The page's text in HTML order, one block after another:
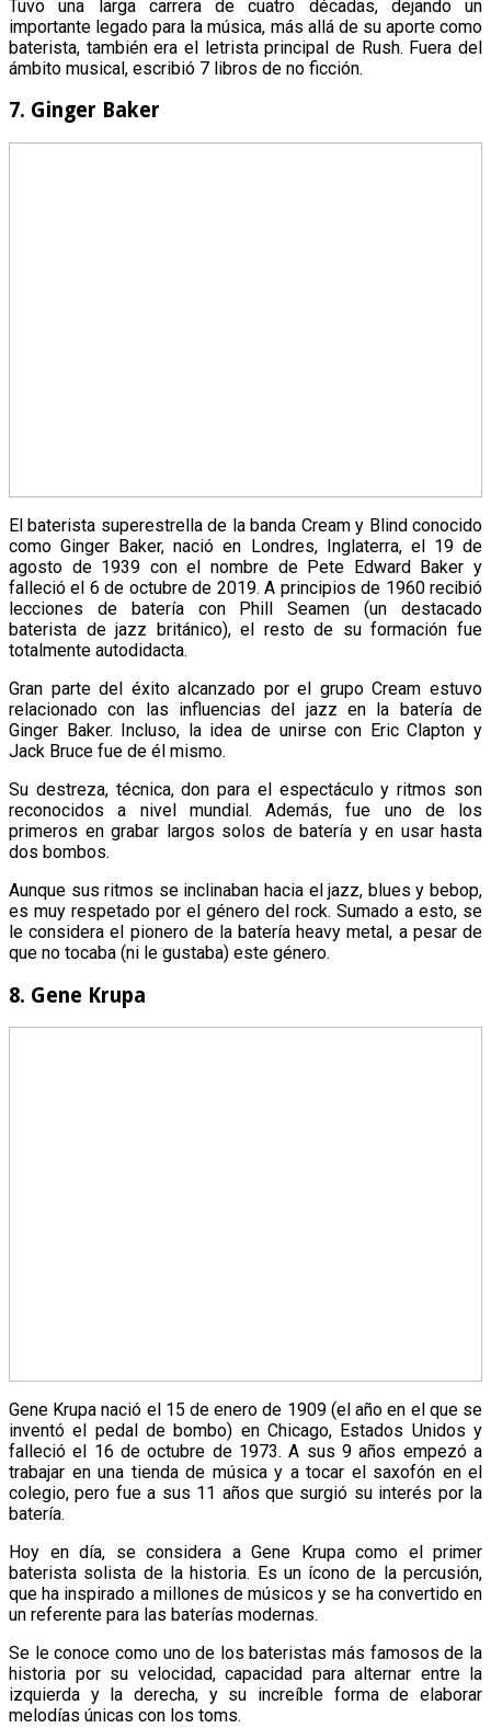
Tuvo una larga carrera de cuatro décadas, dejando un
importante legado para la música, más allá de su aporte como
baterista, también era el letrista principal de Rush. Fuera del
ámbito musical, escribió 7 libros de no ficción.
7. Ginger Baker
El baterista superestrella de la banda Cream y Blind conocido
como Ginger Baker, nació en Londres, Inglaterra, el 19 de
agosto de 1939 con el nombre de Pete Edward Baker y
falleció el 6 de octubre de 2019. A principios de 1960 recibió
lecciones de batería con Phill Seamen (un destacado
baterista de jazz británico), el resto de su formación fue
totalmente autodidacta.
Gran parte del éxito alcanzado por el grupo Cream estuvo
relacionado con las influencias del jazz en la batería de
Ginger Baker. Incluso, la idea de unirse con Eric Clapton y
Jack Bruce fue de él mismo.
Su destreza, técnica, don para el espectáculo y ritmos son
reconocidos a nivel mundial. Además, fue uno de los
primeros en grabar largos solos de batería y en usar hasta
dos bombos.
Aunque sus ritmos se inclinaban hacia el jazz, blues y bebop,
es muy respetado por el género del rock. Sumado a esto, se
le considera el pionero de la batería heavy metal, a pesar de
que no tocaba (ni le gustaba) este género.
8. Gene Krupa
Gene Krupa nació el 15 de enero de 1909 (el año en el que se
inventó el pedal de bombo) en Chicago, Estados Unidos y
falleció el 16 de octubre de 1973. A sus 9 años empezó a
trabajar en una tienda de música y a tocar el saxofón en el
colegio, pero fue a sus 11 años que surgió su interés por la
batería.
Hoy en día, se considera a Gene Krupa como el primer
baterista solista de la historia. Es un ícono de la percusión,
que ha inspirado a millones de músicos y se ha convertido en
un referente para las baterías modernas.
Se le conoce como uno de los bateristas más famosos de la
historia por su velocidad, capacidad para alternar entre la
izquierda y la derecha, y su increíble forma de elaborar
melodías únicas con los toms.